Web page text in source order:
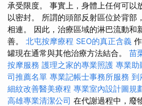
承受限度。 事實上，身體上任何可以
以密封。 所謂的頭部反射區位於背部
相連。 因此，治療區域的淋巴流動和
善。 北屯按摩療程 SEO的真正含義
罐現在通常與其他治療方法結合。 苗
按摩服務 護理之家的專業照護 專業助
司推薦名單 專業記帳士事務所服務 到
細紋改善醫美療程 專業室內設計圖規
高雄專業清潔公司 在代謝過程中，廢